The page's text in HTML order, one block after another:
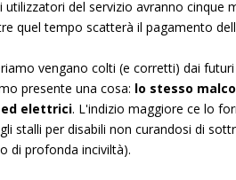
utilizzatori del servizio avranno cinque
quel tempo scatterà il pagamento
vengano colti (e corretti) dai
presente una cosa: lo stesso
elettrici. L'indizio maggiore ce lo
stalli per disabili non curandosi di
di profonda inciviltà).